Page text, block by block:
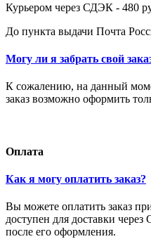
Курьером через СДЭК - 480
До пункта выдачи Почта
Могу ли я забрать свой
К сожалению, на данный
заказ возможно оформить
Оплата
Как я могу оплатить заказ?
Вы можете оплатить заказ
доступен для доставки
после его оформления.